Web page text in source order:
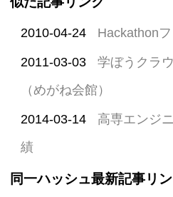
2010-04-24 Hackathon
2011-03-03
学ぼうクラ
（めがね会館）
2014-03-14
高専エンジ
績
同一ハッシュ最新記事リ